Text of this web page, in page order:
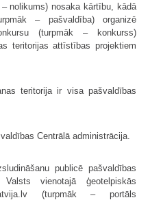
nolikums) nosaka kārtību, kādā
– pašvaldība) organizē
(turpmāk – konkurss)
teritorijas attīstības projektiem
teritorija ir visa pašvaldības
Centrālā administrācija.
publicē pašvaldības
vienotajā ģeotelpiskās
(turpmāk – portāls